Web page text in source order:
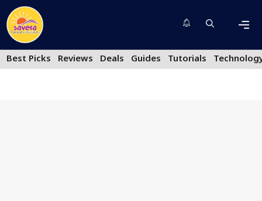
Skip
to
content
Best Picks
Reviews Deals Guides Tutorials